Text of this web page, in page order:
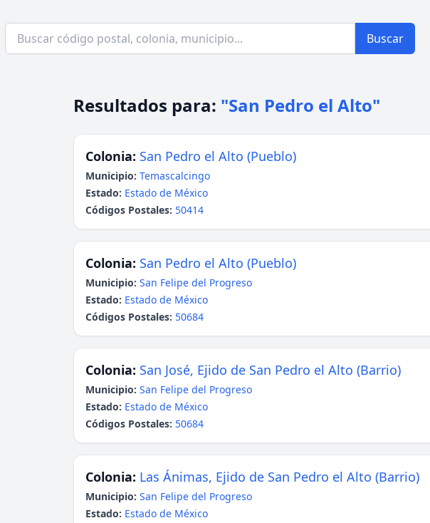
Buscar
Resultados para: "San Pedro el Alto"
Colonia: San Pedro el Alto (Pueblo)
Municipio: Temascalcingo
Estado: Estado de México
Códigos Postales: 50414
Colonia: San Pedro el Alto (Pueblo)
Municipio: San Felipe del Progreso
Estado: Estado de México
Códigos Postales: 50684
Colonia: San José, Ejido de San Pedro el Alto (Barrio)
Municipio: San Felipe del Progreso
Estado: Estado de México
Códigos Postales: 50684
Colonia: Las Ánimas, Ejido de San Pedro el Alto (Barrio)
Municipio: San Felipe del Progreso
Estado: Estado de México